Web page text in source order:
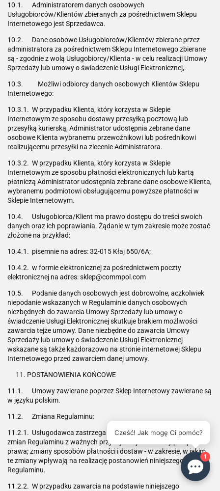
10.1. Administratorem danych osobowych
Usługobiorców/Klientów zbieranych za pośrednictwem Sklepu
Internetowego jest Sprzedawca.
10.2. Dane osobowe Usługobiorców/Klientów zbierane przez
administratora za pośrednictwem Sklepu Internetowego zbierane
są - zgodnie z wolą Usługobiorcy/Klienta - w celu realizacji Umowy
Sprzedaży lub umowy o świadczenie Usługi Elektronicznej,.
10.3. Możliwi odbiorcy danych osobowych Klientów Sklepu
Internetowego:
10.3.1. W przypadku Klienta, który korzysta w Sklepie
Internetowym ze sposobu dostawy przesyłką pocztową lub
przesyłką kurierską, Administrator udostępnia zebrane dane
osobowe Klienta wybranemu przewoźnikowi lub pośrednikowi
realizującemu przesyłki na zlecenie Administratora.
10.3.2. W przypadku Klienta, który korzysta w Sklepie
Internetowym ze sposobu płatności elektronicznych lub kartą
płatniczą Administrator udostępnia zebrane dane osobowe Klienta,
wybranemu podmiotowi obsługującemu powyższe płatności w
Sklepie Internetowym.
10.4. Usługobiorca/Klient ma prawo dostępu do treści swoich
danych oraz ich poprawiania. Żądanie w tym zakresie może zostać
złożone na przykład:
10.4.1. pisemnie na adres: 32-015 Kłaj 650/6A;
10.4.2. w formie elektronicznej za pośrednictwem poczty
elektronicznej na adres: sklep@commpol.com
10.5. Podanie danych osobowych jest dobrowolne, aczkolwiek
niepodanie wskazanych w Regulaminie danych osobowych
niezbędnych do zawarcia Umowy Sprzedaży lub umowy o
świadczenie Usługi Elektronicznej skutkuje brakiem możliwości
zawarcia tejże umowy. Dane niezbędne do zawarcia Umowy
Sprzedaży lub umowy o świadczenie Usługi Elektronicznej
wskazane są także każdorazowo na stronie internetowej Sklepu
Internetowego przed zawarciem danej umowy.
POSTANOWIENIA KOŃCOWE
11.1. Umowy zawierane poprzez Sklep Internetowy zawierane są
w języku polskim.
11.2. Zmiana Regulaminu:
11.2.1. Usługodawca zastrzega sobie prawo do dokonywania
zmian Regulaminu z ważnych przyczyn to jest: zmiany przepisów
prawa; zmiany sposobów płatności i dostaw - w zakresie, w jakim
te zmiany wpływają na realizację postanowień niniejszego
Regulaminu.
11.2.2. W przypadku zawarcia na podstawie niniejszego
1